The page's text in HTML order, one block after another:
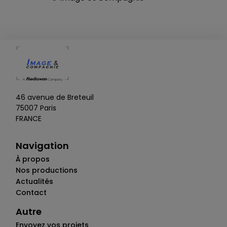
46 avenue de Breteuil
75007 Paris
FRANCE
Navigation
À propos
Nos productions
Actualités
Contact
Autre
Envoyez vos projets